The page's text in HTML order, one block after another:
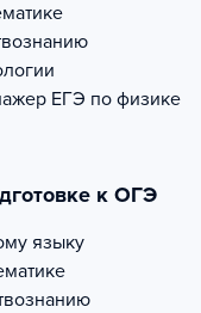
ЕГЭ по физике
к ОГЭ
языку